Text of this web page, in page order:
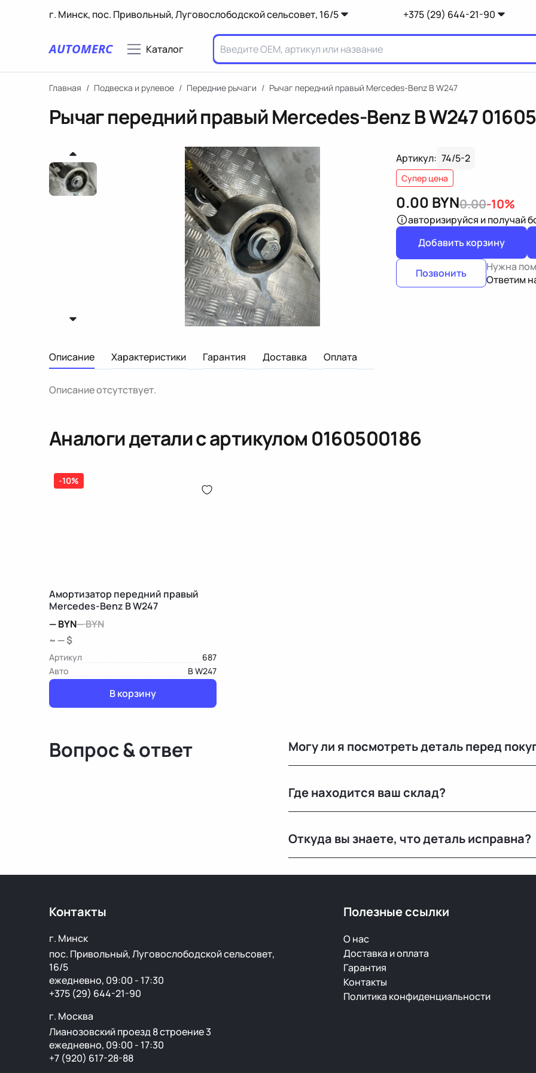
г. Минск, пос. Привольный, Луговослободской сельсовет, 16/5 +375 (29) 644-21-90
AUTOMERC Каталог
Главная / Подвеска и рулевое / Передние рычаги / Рычаг передний правый Mercedes-Benz B W247
Рычаг передний правый Mercedes-Benz B W247
Артикул: 74/5-2
Супер цена
0.00 BYN0.00-10%
авторизируйся и получай
Добавить корзину
Позвонить
Нужна
Ответим
Описание Характеристики Гарантия Доставка Оплата
Описание отсутствует.
Аналоги детали с артикулом 0160500186
-10%
Амортизатор передний правый
Mercedes-Benz B W247
—BYN—BYN
~ — $
Артикул
687
Авто
B W247
В корзину
Вопрос & ответ Могу ли я посмотреть деталь перед
видеообзор.
Где находится ваш склад?
РФ.
Откуда вы знаете, что деталь исправна?
Контакты
г. Минск
пос. Привольный, Луговослободской сельсовет,
16/5
ежедневно, 09:00 - 17:30
+375 (29) 644-21-90
г. Москва
Лианозовский проезд 8 строение 3
ежедневно, 09:00 - 17:30
+7 (920) 617-28-88
Полезные ссылки
О нас
Доставка и оплата
Гарантия
Контакты
Политика конфиденциальности